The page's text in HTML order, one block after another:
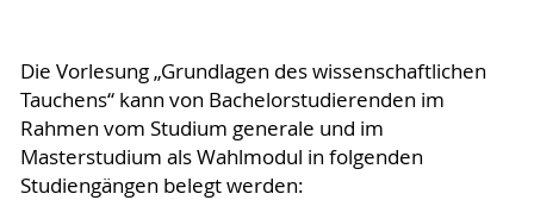
Die Vorlesung „Grundlagen des wissenschaftlichen
Tauchens“ kann von Bachelorstudierenden im
Rahmen vom Studium generale und im
Masterstudium als Wahlmodul in folgenden
Studiengängen belegt werden: